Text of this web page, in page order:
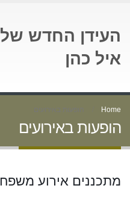
העידן החדש של
איל כהן
Home הופעות באירועים
הופעות באירועים
מתכננים אירוע